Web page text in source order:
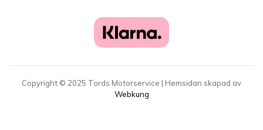
Copyright © 2025 Tords Motorservice | Hemsidan skapad av
Webkung